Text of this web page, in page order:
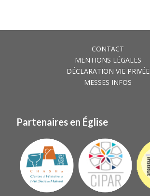
CONTACT
MENTIONS LÉGALES
DÉCLARATION VIE PRIVÉE
MESSES INFOS
Partenaires en Église